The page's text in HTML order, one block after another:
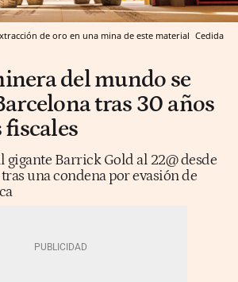
de oro en una mina de este material Cedida
del mundo se
tras 30 años
fiscales
gigante Barrick Gold al 22@ desde
una condena por evasión de